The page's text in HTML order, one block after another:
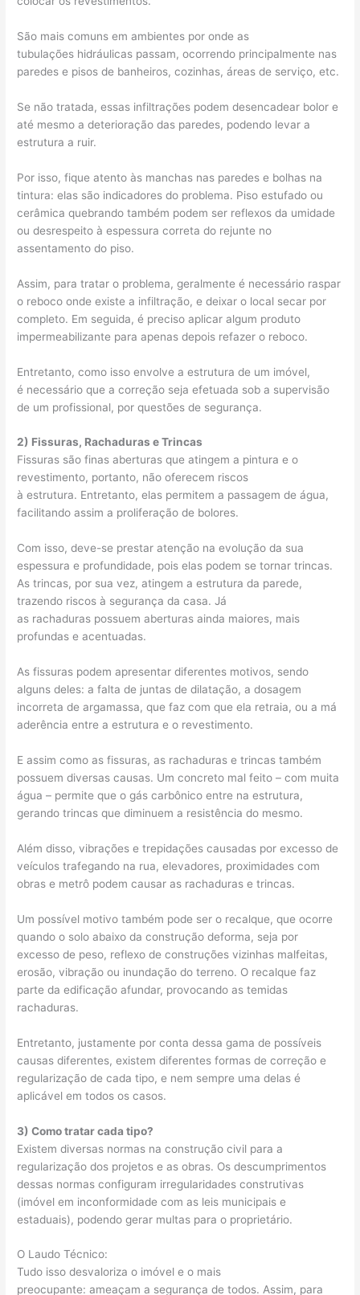
São mais comuns em ambientes por onde as
tubulações hidráulicas passam, ocorrendo principalmente nas
paredes e pisos de banheiros, cozinhas, áreas de serviço, etc.
Se não tratada, essas infiltrações podem desencadear bolor e
até mesmo a deterioração das paredes, podendo levar a
estrutura a ruir.
Por isso, fique atento às manchas nas paredes e bolhas na
tintura: elas são indicadores do problema. Piso estufado ou
cerâmica quebrando também podem ser reflexos da umidade
ou desrespeito à espessura correta do rejunte no
assentamento do piso.
Assim, para tratar o problema, geralmente é necessário raspar
o reboco onde existe a infiltração, e deixar o local secar por
completo. Em seguida, é preciso aplicar algum produto
impermeabilizante para apenas depois refazer o reboco.
Entretanto, como isso envolve a estrutura de um imóvel,
é necessário que a correção seja efetuada sob a supervisão
de um profissional, por questões de segurança.
2) Fissuras, Rachaduras e Trincas
Fissuras são finas aberturas que atingem a pintura e o
revestimento, portanto, não oferecem riscos
à estrutura. Entretanto, elas permitem a passagem de água,
facilitando assim a proliferação de bolores.
Com isso, deve-se prestar atenção na evolução da sua
espessura e profundidade, pois elas podem se tornar trincas.
As trincas, por sua vez, atingem a estrutura da parede,
trazendo riscos à segurança da casa. Já
as rachaduras possuem aberturas ainda maiores, mais
profundas e acentuadas.
As fissuras podem apresentar diferentes motivos, sendo
alguns deles: a falta de juntas de dilatação, a dosagem
incorreta de argamassa, que faz com que ela retraia, ou a má
aderência entre a estrutura e o revestimento.
E assim como as fissuras, as rachaduras e trincas também
possuem diversas causas. Um concreto mal feito – com muita
água – permite que o gás carbônico entre na estrutura,
gerando trincas que diminuem a resistência do mesmo.
Além disso, vibrações e trepidações causadas por excesso de
veículos trafegando na rua, elevadores, proximidades com
obras e metrô podem causar as rachaduras e trincas.
Um possível motivo também pode ser o recalque, que ocorre
quando o solo abaixo da construção deforma, seja por
excesso de peso, reflexo de construções vizinhas malfeitas,
erosão, vibração ou inundação do terreno. O recalque faz
parte da edificação afundar, provocando as temidas
rachaduras.
Entretanto, justamente por conta dessa gama de possíveis
causas diferentes, existem diferentes formas de correção e
regularização de cada tipo, e nem sempre uma delas é
aplicável em todos os casos.
3) Como tratar cada tipo?
Existem diversas normas na construção civil para a
regularização dos projetos e as obras. Os descumprimentos
dessas normas configuram irregularidades construtivas
(imóvel em inconformidade com as leis municipais e
estaduais), podendo gerar multas para o proprietário.
O Laudo Técnico:
Tudo isso desvaloriza o imóvel e o mais
preocupante: ameaçam a segurança de todos. Assim, para